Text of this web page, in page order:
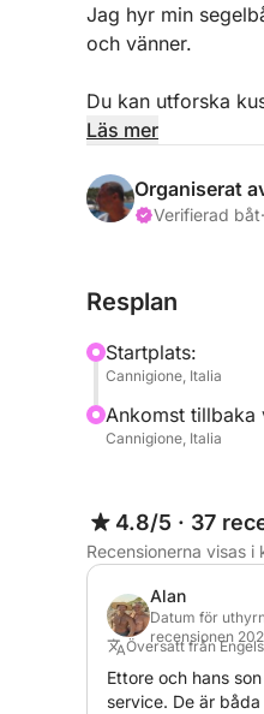
Jag hyr min
och vänner.
Du kan utforska
arkipelagen.
Båten har rymliga
upp till 8 gäster,
- skeppare
- jolle med
EXTRA INGÅR
- bränsle: 20 € per
Kontakta mig på
Läs mer
Organiserat
Verifierad båt·
Resplan
Startplats:
Cannigione, Italia
Ankomst tillbaka
Cannigione, Italia
4.8/5 · 37
Recensionerna visas
Alan
Datum för
recensionen
Översatt från
Ettore och hans
service. De är